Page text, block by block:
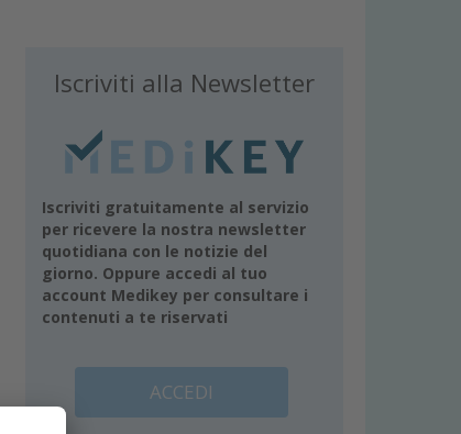
Iscriviti alla Newsletter
Iscriviti gratuitamente al servizio
per ricevere la nostra newsletter
quotidiana con le notizie del
giorno. Oppure accedi al tuo
account Medikey per consultare i
contenuti a te riservati
ACCEDI